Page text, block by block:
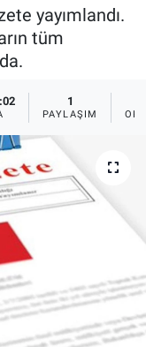
yayımlandı.
tüm
1
PAYLAŞIM